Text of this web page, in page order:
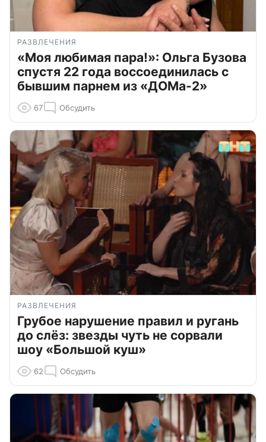
РАЗВЛЕЧЕНИЯ
«Моя любимая пара!»: Ольга Бузова
спустя 22 года воссоединилась с
бывшим парнем из «ДОМа-2»
67 Обсудить
РАЗВЛЕЧЕНИЯ
Грубое нарушение правил и ругань
до слёз: звезды чуть не сорвали
шоу «Большой куш»
62 Обсудить